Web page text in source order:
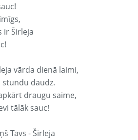
ir Širleja
vārda dienā laimi,
stundu daudz.
draugu saime,
tālāk sauc!
Tavs - Širleja